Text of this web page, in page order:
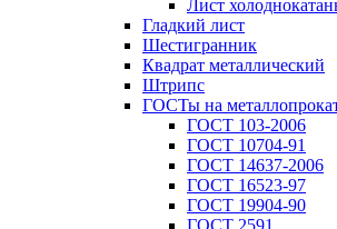
Лист
Гладкий лист
Шестигранник
Квадрат металлический
Штрипс
ГОСТы на
ГОСТ 103-2006
ГОСТ 10704-91
ГОСТ 14637-2006
ГОСТ 16523-97
ГОСТ 19904-90
ГОСТ 2591